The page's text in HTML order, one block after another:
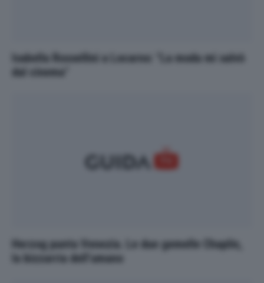
Isabella Rossellini a Locarno: "La moda mi salvò
dal cinema"
Herzog punta Venezia. Le due gemelle Chaplin,
la bizzarria dell’umano